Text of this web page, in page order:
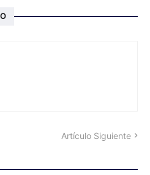
Artículo Siguiente